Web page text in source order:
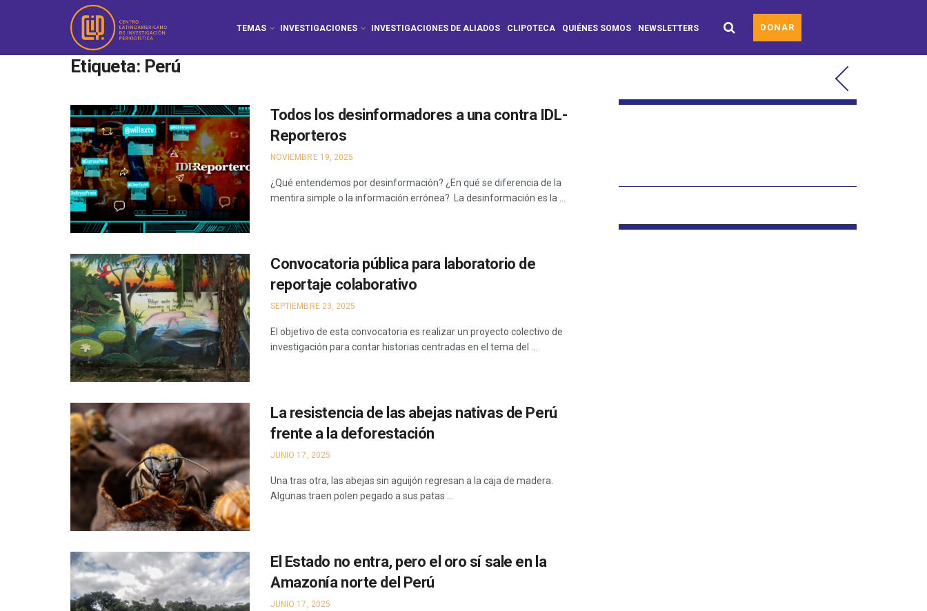
TEMAS INVESTIGACIONES INVESTIGACIONES DE ALIADOS CLIPOTECA QUIÉNES SOMOS NEWSLETTERS DONAR
Etiqueta: Perú
Todos los desinformadores a una contra IDL-
Reporteros
NOVIEMBRE 19, 2025
¿Qué entendemos por desinformación? ¿En qué se diferencia de la
mentira simple o la información errónea? La desinformación es la ...
Convocatoria pública para laboratorio de
reportaje colaborativo
SEPTIEMBRE 23, 2025
El objetivo de esta convocatoria es realizar un proyecto colectivo de
investigación para contar historias centradas en el tema del ...
La resistencia de las abejas nativas de Perú
frente a la deforestación
JUNIO 17, 2025
Una tras otra, las abejas sin aguijón regresan a la caja de madera.
Algunas traen polen pegado a sus patas ...
El Estado no entra, pero el oro sí sale en la
Amazonía norte del Perú
JUNIO 17, 2025